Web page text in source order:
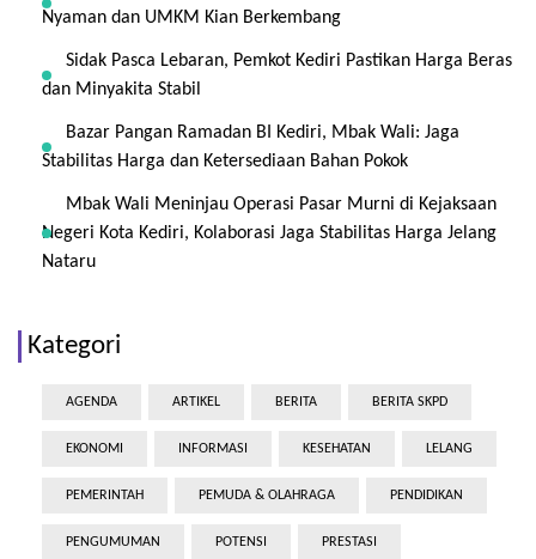
Nyaman dan UMKM Kian Berkembang
Sidak Pasca Lebaran, Pemkot Kediri Pastikan Harga Beras
dan Minyakita Stabil
Bazar Pangan Ramadan BI Kediri, Mbak Wali: Jaga
Stabilitas Harga dan Ketersediaan Bahan Pokok
Mbak Wali Meninjau Operasi Pasar Murni di Kejaksaan
Negeri Kota Kediri, Kolaborasi Jaga Stabilitas Harga Jelang
Nataru
Kategori
AGENDA ARTIKEL BERITA BERITA SKPD
EKONOMI INFORMASI KESEHATAN LELANG
PEMERINTAH PEMUDA & OLAHRAGA PENDIDIKAN
PENGUMUMAN POTENSI PRESTASI